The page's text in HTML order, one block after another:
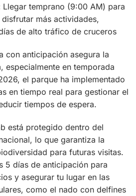
Llegar temprano (9:00 AM) para
más actividades,
de alto tráfico de cruceros
con anticipación asegura la
especialmente en temporada
el parque ha implementado
en tiempo real para gestionar el
tiempos de espera.
está protegido dentro del
lo que garantiza la
para futuras visitas.
5 días de anticipación para
y asegurar tu lugar en las
como el nado con delfines